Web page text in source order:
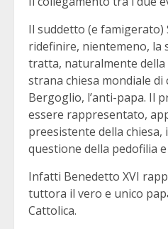
Il suddetto (e famigerato)
ridefinire, nientemeno, la
tratta, naturalmente della
strana chiesa mondiale di
Bergoglio, l’anti-papa. Il
essere rappresentato,
preesistente della chiesa,
questione della pedofilia
Infatti Benedetto XVI
tuttora il vero e unico
Cattolica.